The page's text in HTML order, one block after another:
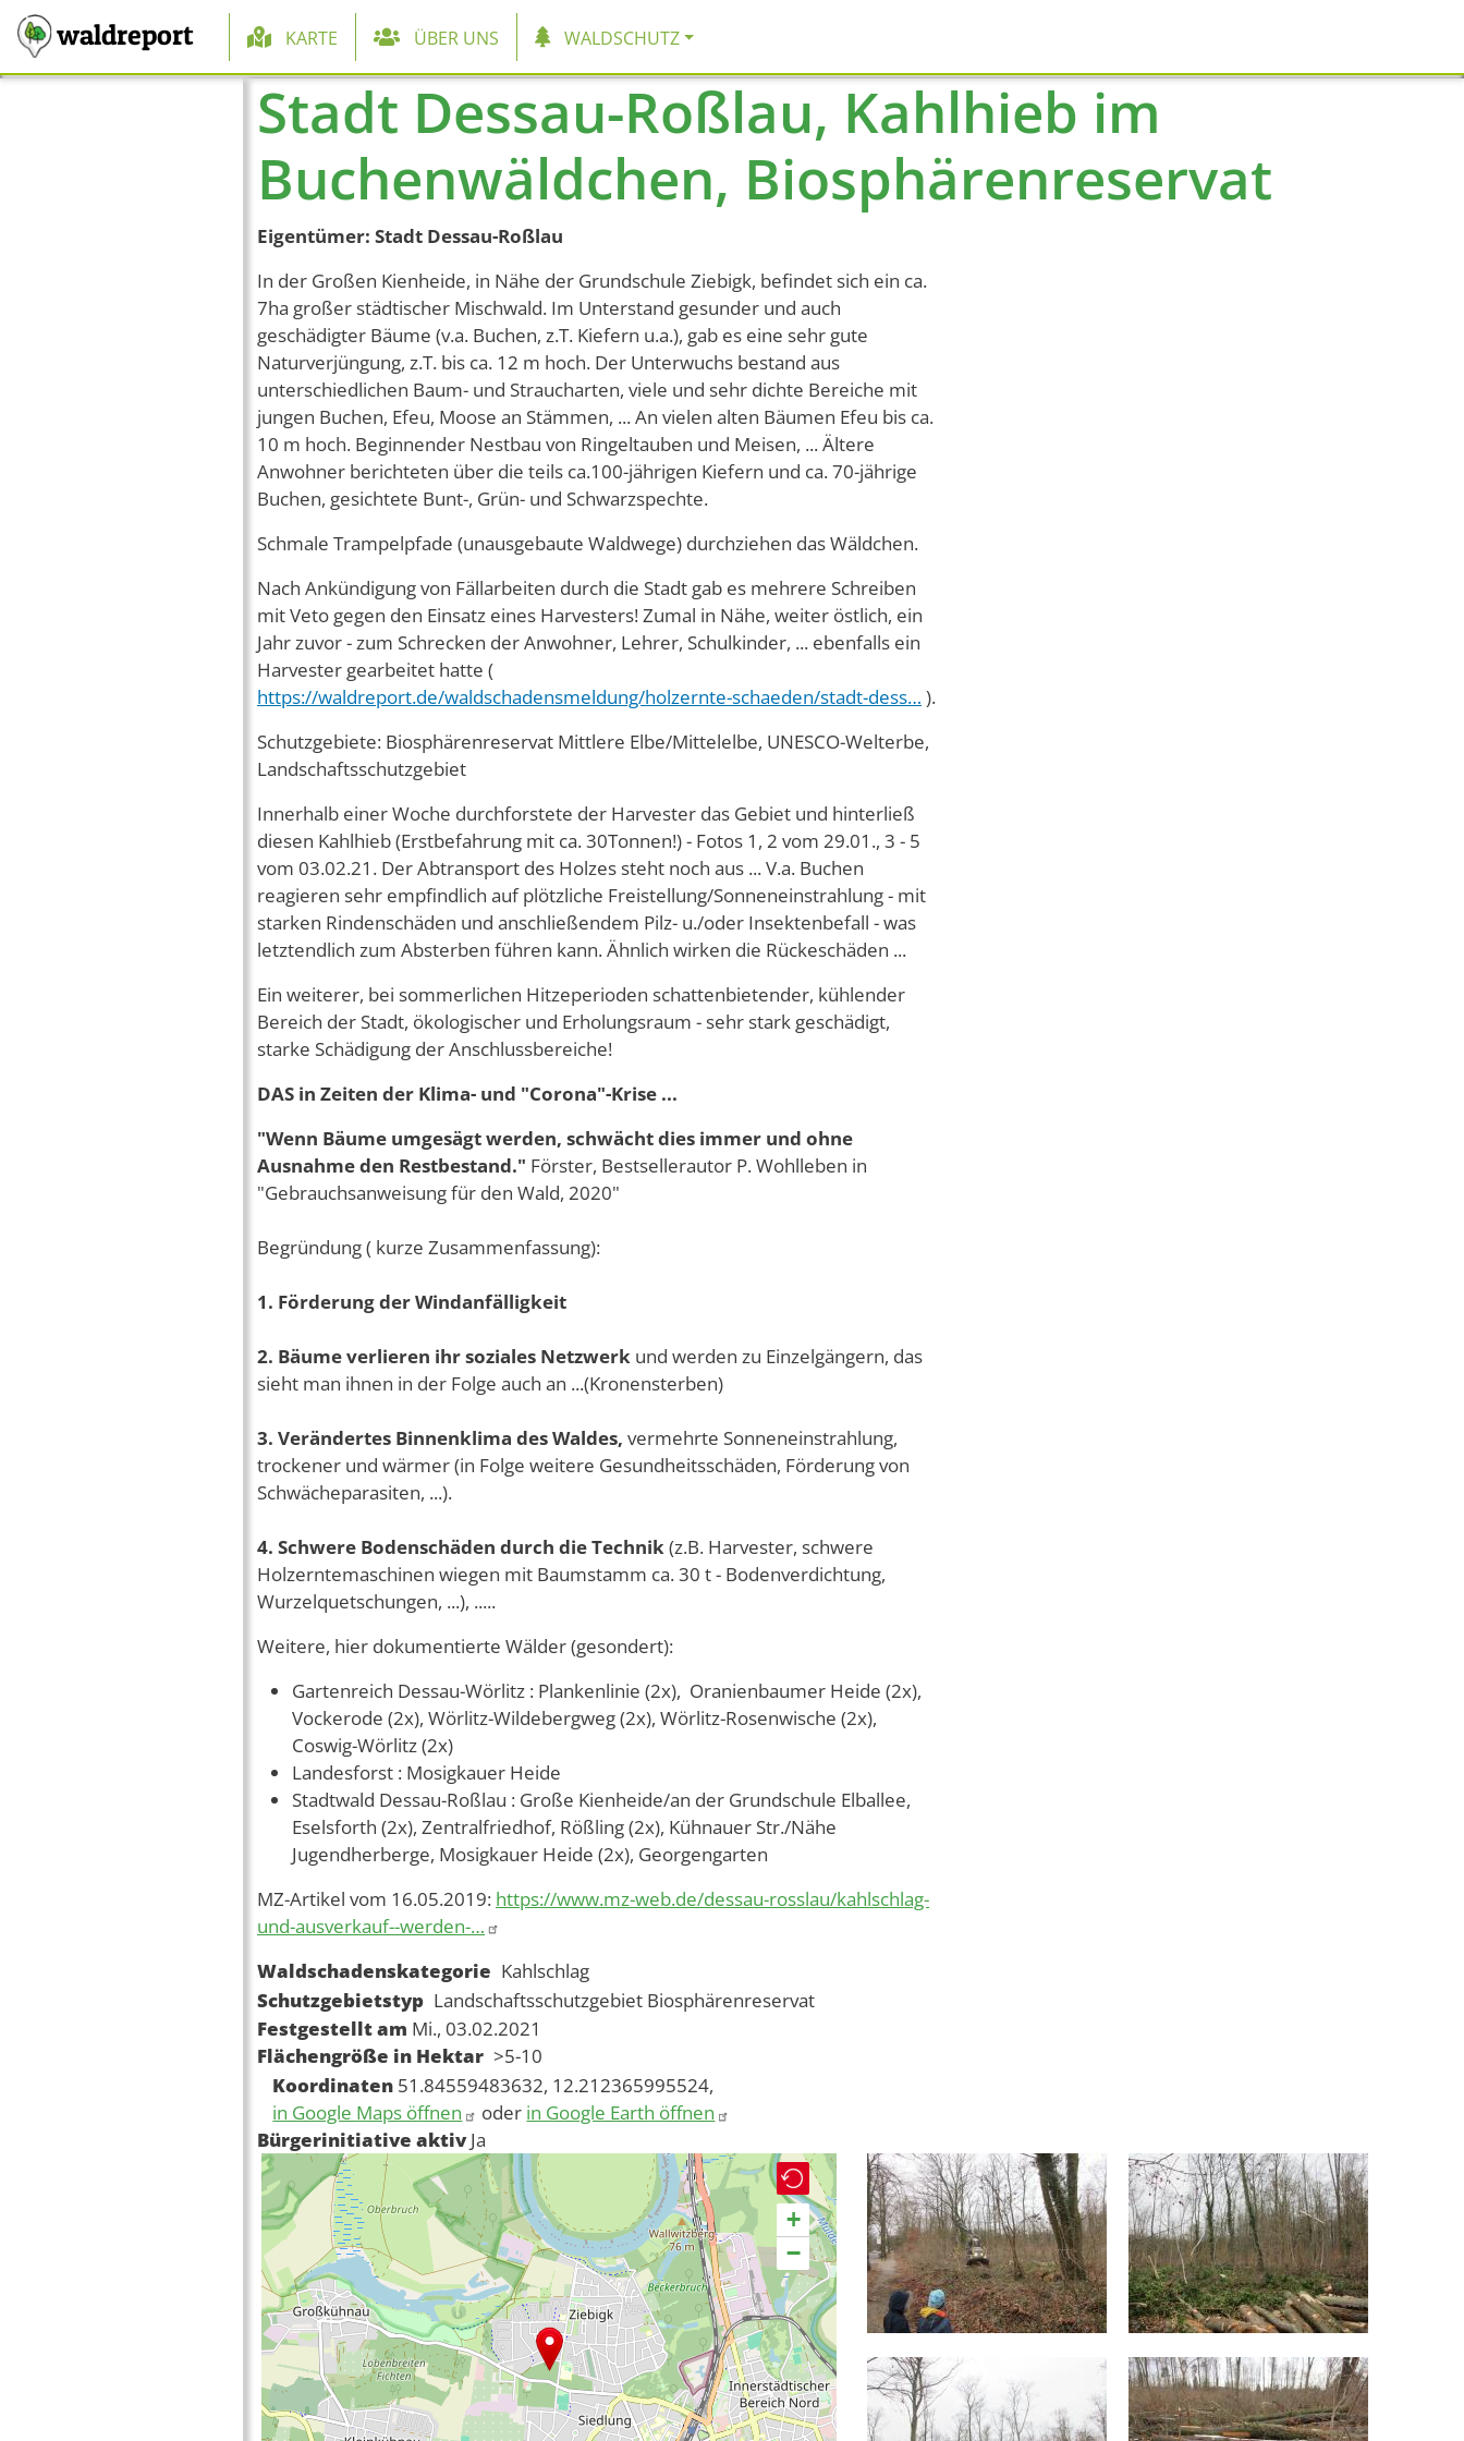
waldreport Hauptnavigation
KARTE ÜBER UNS WALDSCHUTZ
Stadt Dessau-Roßlau, Kahlhieb im
Buchenwäldchen, Biosphärenreservat
Eigentümer: Stadt Dessau-Roßlau
In der Großen Kienheide, in Nähe der Grundschule Ziebigk, befindet sich ein ca.
7ha großer städtischer Mischwald. Im Unterstand gesunder und auch
geschädigter Bäume (v.a. Buchen, z.T. Kiefern u.a.), gab es eine sehr gute
Naturverjüngung, z.T. bis ca. 12 m hoch. Der Unterwuchs bestand aus
unterschiedlichen Baum- und Straucharten, viele und sehr dichte Bereiche mit
jungen Buchen, Efeu, Moose an Stämmen, ... An vielen alten Bäumen Efeu bis ca.
10 m hoch. Beginnender Nestbau von Ringeltauben und Meisen, ... Ältere
Anwohner berichteten über die teils ca.100-jährigen Kiefern und ca. 70-jährige
Buchen, gesichtete Bunt-, Grün- und Schwarzspechte.
Schmale Trampelpfade (unausgebaute Waldwege) durchziehen das Wäldchen.
Nach Ankündigung von Fällarbeiten durch die Stadt gab es mehrere Schreiben
mit Veto gegen den Einsatz eines Harvesters! Zumal in Nähe, weiter östlich, ein
Jahr zuvor - zum Schrecken der Anwohner, Lehrer, Schulkinder, ... ebenfalls ein
Harvester gearbeitet hatte (
https://waldreport.de/waldschadensmeldung/holzernte-schaeden/stadt-dess… ).
Schutzgebiete: Biosphärenreservat Mittlere Elbe/Mittelelbe, UNESCO-Welterbe,
Landschaftsschutzgebiet
Innerhalb einer Woche durchforstete der Harvester das Gebiet und hinterließ
diesen Kahlhieb (Erstbefahrung mit ca. 30Tonnen!) - Fotos 1, 2 vom 29.01., 3 - 5
vom 03.02.21. Der Abtransport des Holzes steht noch aus ... V.a. Buchen
reagieren sehr empfindlich auf plötzliche Freistellung/Sonneneinstrahlung - mit
starken Rindenschäden und anschließendem Pilz- u./oder Insektenbefall - was
letztendlich zum Absterben führen kann. Ähnlich wirken die Rückeschäden ...
Ein weiterer, bei sommerlichen Hitzeperioden schattenbietender, kühlender
Bereich der Stadt, ökologischer und Erholungsraum - sehr stark geschädigt,
starke Schädigung der Anschlussbereiche!
DAS in Zeiten der Klima- und "Corona"-Krise ...
"Wenn Bäume umgesägt werden, schwächt dies immer und ohne
Ausnahme den Restbestand." Förster, Bestsellerautor P. Wohlleben in
"Gebrauchsanweisung für den Wald, 2020"
Begründung ( kurze Zusammenfassung):
1. Förderung der Windanfälligkeit
2. Bäume verlieren ihr soziales Netzwerk und werden zu Einzelgängern, das
sieht man ihnen in der Folge auch an ...(Kronensterben)
3. Verändertes Binnenklima des Waldes, vermehrte Sonneneinstrahlung,
trockener und wärmer (in Folge weitere Gesundheitsschäden, Förderung von
Schwächeparasiten, ...).
4. Schwere Bodenschäden durch die Technik(z.B. Harvester, schwere
Holzerntemaschinen wiegen mit Baumstamm ca. 30 t - Bodenverdichtung,
Wurzelquetschungen, ...), .....
Weitere, hier dokumentierte Wälder (gesondert):
Gartenreich Dessau-Wörlitz : Plankenlinie (2x), Oranienbaumer Heide (2x),
Vockerode (2x), Wörlitz-Wildebergweg (2x), Wörlitz-Rosenwische (2x),
Coswig-Wörlitz (2x)
Landesforst : Mosigkauer Heide
Stadtwald Dessau-Roßlau : Große Kienheide/an der Grundschule Elballee,
Eselsforth (2x), Zentralfriedhof, Rößling (2x), Kühnauer Str./Nähe
Jugendherberge, Mosigkauer Heide (2x), Georgengarten
MZ-Artikel vom 16.05.2019: https://www.mz-web.de/dessau-rosslau/kahlschlag-
und-ausverkauf--werden-…
Waldschadenskategorie Kahlschlag
Schutzgebietstyp Landschaftsschutzgebiet Biosphärenreservat
Festgestellt am Mi., 03.02.2021
Flächengröße in Hektar >5-10
Koordinaten 51.84559483632, 12.212365995524,
in Google Maps öffnen
oder in Google Earth öffnen
Bürgerinitiative aktiv Ja
+
−